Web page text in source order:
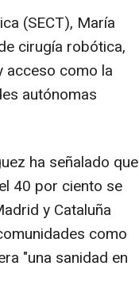
(SECT), María
cirugía robótica,
acceso como la
autónomas
ha señalado que
40 por ciento se
y Cataluña
como
"una sanidad en